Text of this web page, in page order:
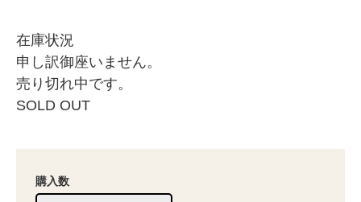
在庫状況
申し訳御座いません。
売り切れ中です。
SOLD OUT
購入数